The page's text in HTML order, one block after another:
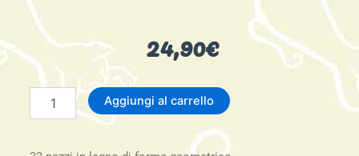
24,90€
Aggiungi al carrello